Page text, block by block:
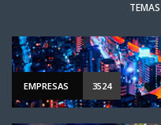
EMPRESAS 3524